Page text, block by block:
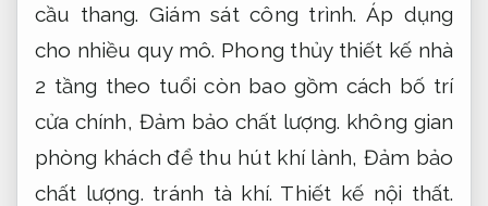
cầu thang.Giám sát công trình. Áp dụng
cho nhiều quy mô. Phong thủy thiết kế nhà
2 tầng theo tuổi còn bao gồm cách bố trí
cửa chính, Đảm bảo chất lượng. không gian
phòng khách để thu hút khí lành, Đảm bảo
chất lượng. tránh tà khí. Thiết kế nội thất.